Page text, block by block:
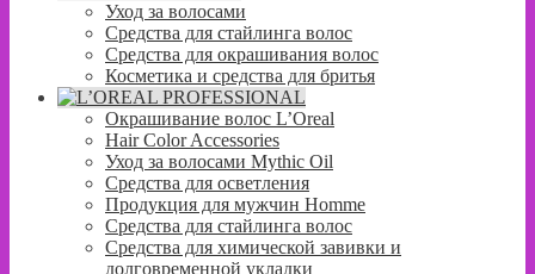
Уход за волосами
Средства для стайлинга волос
Средства для окрашивания волос
Косметика и средства для бритья
Окрашивание волос L’Oreal
Hair Color Accessories
Уход за волосами Mythic Oil
Средства для осветления
Продукция для мужчин Homme
Средства для стайлинга волос
Средства для химической завивки и
долговременной укладки